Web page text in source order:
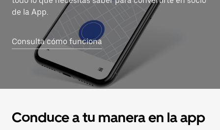
de la App.
Consulta cómo funciona
Conduce a tu manera en la app